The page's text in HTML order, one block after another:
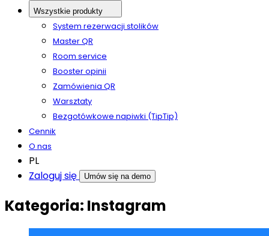
Wszystkie produkty
System rezerwacji stolików
Master QR
Room service
Booster opinii
Zamówienia QR
Warsztaty
Bezgotówkowe napiwki (TipTip)
Cennik
O nas
PL
Zaloguj się
Umów się na demo
Kategoria: Instagram